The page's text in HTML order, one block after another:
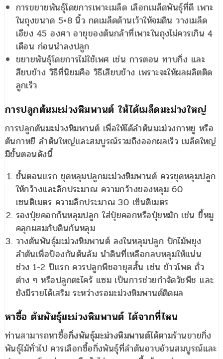
การขยายพันธุ์โดยการเพาะเมล็ด เลือกเมล็ดพันธุ์ที่ดี เพาะ
ในถุงขนาด 5×8 นิ้ว กดเมล็ดด้านเว้าให้จมดิน วางเมล็ด
เอียง 45 องศา อายุของต้นกล้าที่เพาะในถุงไม่ควรเกิน 4
เดือน ก่อนนำลงปลูก
ขยายพันธุ์โดยการไม่ใช้เพศ เช่น การตอน ทาบกิ่ง และ
สียบข้าง วิธีที่นิยมคือ วิธีเสียบข้าง เพราะจะให้ผลผลิตติด
ลูกเร็ว
การปลูกต้นมะม่วงหิมพานต์ ให้ได้เมล็ดมะม่วงใหญ่
การปลูกต้นมะม่วงหิมพานต์ เพื่อให้ได้ลำต้นมะม่วงกาหยู หรือ
ต้นกาหยี ลำต้นใหญ่และสมบูรณ์รวมถึงออกผลเร็ว เมล็ดใหญ่
มีขั้นตอนดังนี้
ขั้นตอนแรก ขุดหลุมปลูกมะม่วงหิมพานต์ ควรขุดหลุมปลูก
ให้กว้างและลึกประมาณ ความกว้างของหลุม 60
เซนติเมตร ความลึกประมาณ 30 เซ็นติเมตร
รองปุ๋ยคอกก้นหลุมปลูก ใส่ปุ๋ยคอกหรือปุ๋ยหมัก เช่น ขี้หมู
คลุกผสมกับดินก้นหลุม
วางต้นพันธุ์มะม่วงหิมพานต์ ลงในหลุมปลูก ปักไม้พยุง
ลำต้นเพื่อป้องกันต้นล้ม นำดินที่เหลือกลบหลุมให้แน่น
ช่วง 1-2 ปีแรก ควรปลูกพืชอายุสสั้น เช่น ข้าวโพด ถั่ว
ต่าง ๆ หรือปลูกตะไคร้ แซม เป็นการช่วยกำจัดวัชพืช และ
ยังมีรายได้เสริม ระหว่างรอมะม่วงหิมพานต์ติดผล
หาซื้อ ต้นพันธุ์มะม่วงหิมพานต์ ได้จากที่ไหน
ท่านสามารถหาซื้อกิ่งพันธุ์มะม่วงหิมพานต์ได้ตามร้านขายกิ่ง
พันธุ์ไม้ทั่วไป ควรเลือกซื้อกิ่งพันธุ์ที่ลำต้นอวบอ้วนสมบูรณ์และ